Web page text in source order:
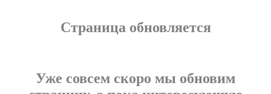
Страница обновляется
Уже совсем скоро мы обновим